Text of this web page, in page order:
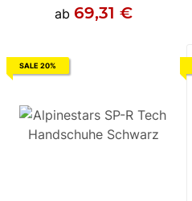
ab 69,31 €
SALE 20%